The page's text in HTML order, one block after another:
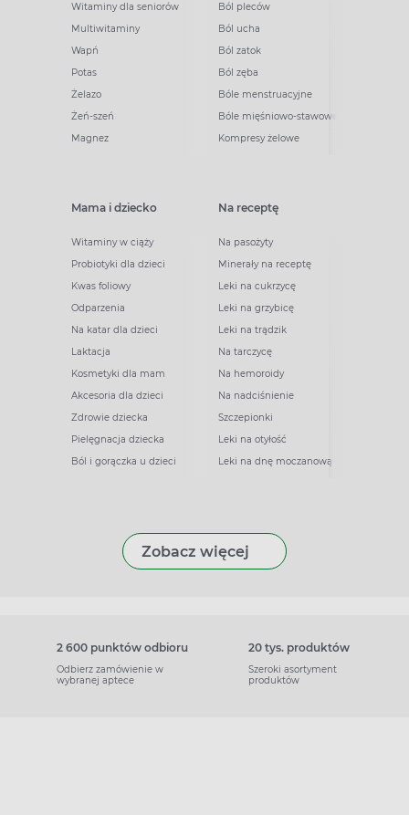
Witaminy dla seniorów
Multiwitaminy
Wapń
Potas
Żelazo
Żeń-szeń
Magnez
Ból pleców
Ból ucha
Ból zatok
Ból zęba
Bóle menstruacyjne
Bóle mięśniowo-stawowe
Kompresy żelowe
Mama i dziecko
Witaminy w ciąży
Probiotyki dla dzieci
Kwas foliowy
Odparzenia
Na katar dla dzieci
Laktacja
Kosmetyki dla mam
Akcesoria dla dzieci
Zdrowie dziecka
Pielęgnacja dziecka
Ból i gorączka u dzieci
Na receptę
Na pasożyty
Minerały na receptę
Leki na cukrzycę
Leki na grzybicę
Leki na trądzik
Na tarczycę
Na hemoroidy
Na nadciśnienie
Szczepionki
Leki na otyłość
Leki na dnę moczanową
Zobacz więcej
2 600 punktów odbioru
Odbierz zamówienie w
wybranej aptece
20 tys. produktów
Szeroki asortyment
produktów